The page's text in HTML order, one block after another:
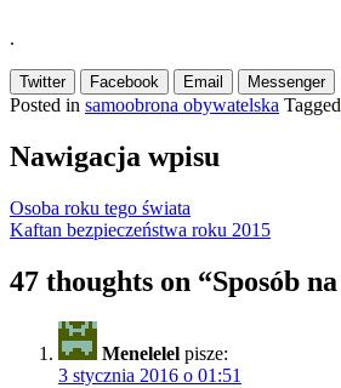
.
Twitter Facebook Email Messenger
Posted in samoobrona obywatelska Tagged
Nawigacja wpisu
Osoba roku tego świata
Kaftan bezpieczeństwa roku 2015
47 thoughts on “Sposób
Menelelel pisze:
3 stycznia 2016 o 01:51